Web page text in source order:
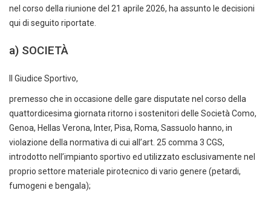
nel corso della riunione del 21 aprile 2026, ha assunto le decisioni
qui di seguito riportate.
a) SOCIETÀ
Il Giudice Sportivo,
premesso che in occasione delle gare disputate nel corso della
quattordicesima giornata ritorno i sostenitori delle Società Como,
Genoa, Hellas Verona, Inter, Pisa, Roma, Sassuolo hanno, in
violazione della normativa di cui all’art. 25 comma 3 CGS,
introdotto nell’impianto sportivo ed utilizzato esclusivamente nel
proprio settore materiale pirotecnico di vario genere (petardi,
fumogeni e bengala);